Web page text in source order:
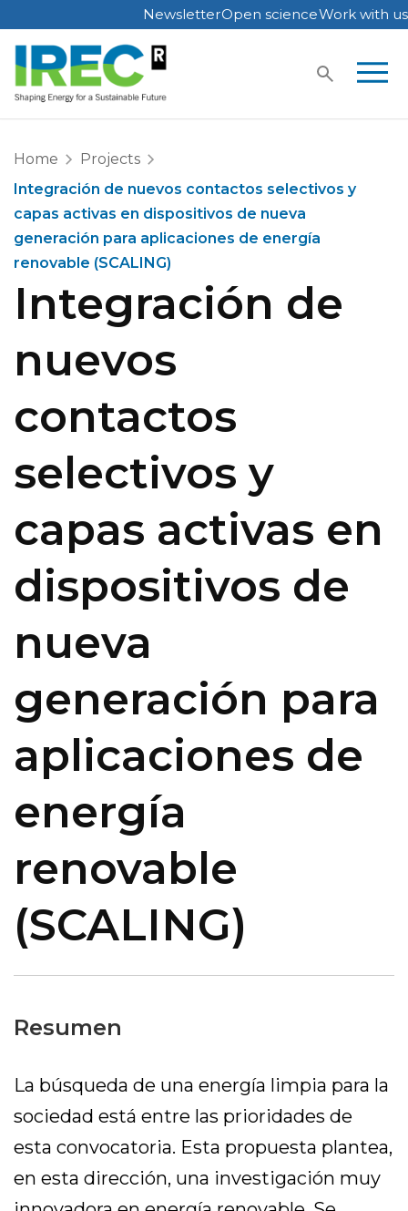
Skip
to
content
NewsletterOpen scienceWork with us
Home
Projects
Integración de nuevos contactos selectivos y
capas activas en dispositivos de nueva
generación para aplicaciones de energía
renovable (SCALING)
Integración de
nuevos
contactos
selectivos y
capas activas en
dispositivos de
nueva
generación para
aplicaciones de
energía
renovable
(SCALING)
Resumen
La búsqueda de una energía limpia para la
sociedad está entre las prioridades de
esta convocatoria. Esta propuesta plantea,
en esta dirección, una investigación muy